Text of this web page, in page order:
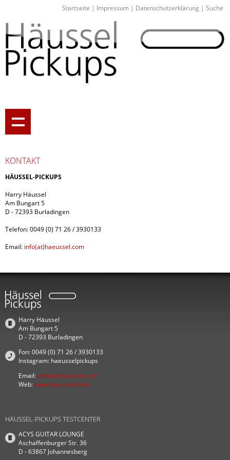
Startseite | Impressum | Datenschutzerklärung | Suche
KONTAKT
HÄUSSEL-PICKUPS
Harry Häussel
Am Bungart 5
D - 72393 Burladingen
Telefon: 0049 (0) 71 26 / 3930133
Email: info(at)haeussel.com
Harry Häussel
Am Bungart 5
D - 72393 Burladingen
Fon: 0049 (0) 71 26 / 3930133
Instagram: haeusselpickups
Email: info(at)haeussel.com
Web:www.haeussel.com
HÄUSSEL-PICKUPS TESTCENTER
ACYS GUITAR LOUNGE
Aschaffenburger Str. 36
D - 63867 Johannesberg